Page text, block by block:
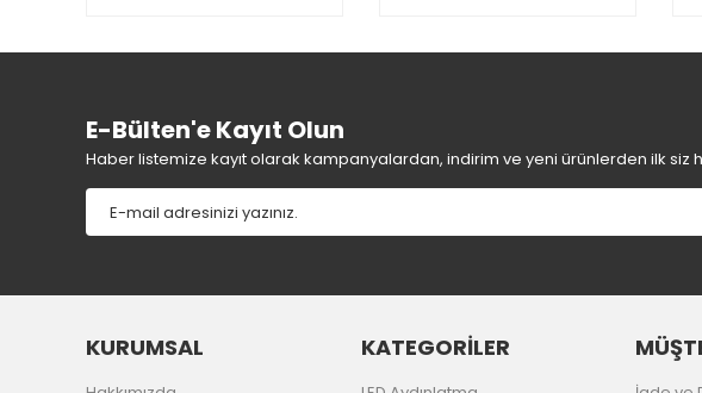
E-Bülten'e Kayıt Olun
Haber listemize kayıt olarak kampanyalardan, indirim ve yeni ürünlerden ilk siz
KURUMSAL KATEGORİLER